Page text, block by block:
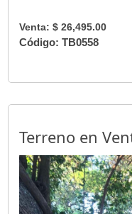
Venta: $ 26,495.00
Código: TB0558
Terreno en